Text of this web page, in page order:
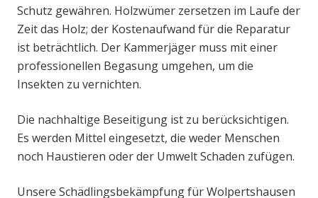
Schutz gewähren. Holzwümer zersetzen im Laufe der
Zeit das Holz; der Kostenaufwand für die Reparatur
ist beträchtlich. Der Kammerjäger muss mit einer
professionellen Begasung umgehen, um die
Insekten zu vernichten.
Die nachhaltige Beseitigung ist zu berücksichtigen.
Es werden Mittel eingesetzt, die weder Menschen
noch Haustieren oder der Umwelt Schaden zufügen.
Unsere Schädlingsbekämpfung für Wolpertshausen